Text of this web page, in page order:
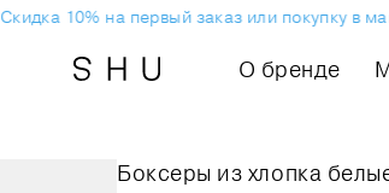
Скидка 10% на первый заказ или покупку в
О бренде
Боксеры из хлопка